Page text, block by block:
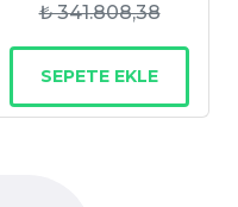
₺ 341.808,38
SEPETE EKLE